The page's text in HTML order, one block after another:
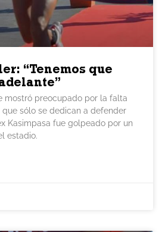
“Tenemos que
mostró preocupado por la falta
sólo se dedican a defender
Kasimpasa fue golpeado por un
estadio.